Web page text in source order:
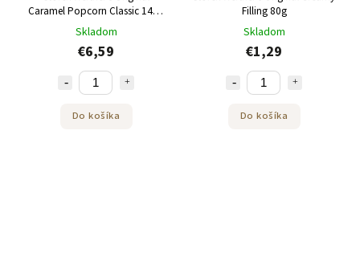
Caramel Popcorn Classic 140g
2ks
Skladom
€6,59
Do košíka
Filling 80g
Skladom
€1,29
Do košíka